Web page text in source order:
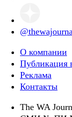
О компании
Публикация
Реклама
Контакты
The WA